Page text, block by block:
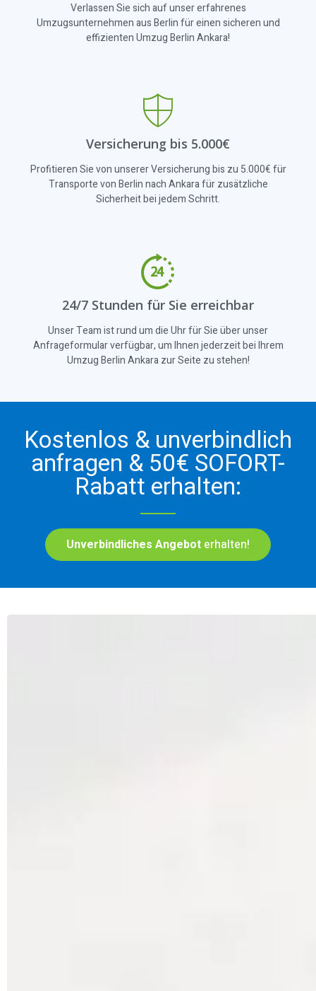
Verlassen Sie sich auf unser erfahrenes
Umzugsunternehmen aus Berlin für einen sicheren und
effizienten Umzug Berlin Ankara!
Versicherung bis 5.000€
Profitieren Sie von unserer Versicherung bis zu 5.000€ für
Transporte von Berlin nach Ankara für zusätzliche
Sicherheit bei jedem Schritt.
24/7 Stunden für Sie erreichbar
Unser Team ist rund um die Uhr für Sie über unser
Anfrageformular verfügbar, um Ihnen jederzeit bei Ihrem
Umzug Berlin Ankara zur Seite zu stehen!
Kostenlos & unverbindlich
anfragen & 50€ SOFORT-
Rabatt erhalten:
Unverbindliches Angebot erhalten!